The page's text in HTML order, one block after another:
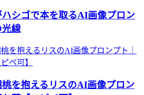
シゴで本を取るAI画像プロン
光線
を抱えるリスのAI画像プロン